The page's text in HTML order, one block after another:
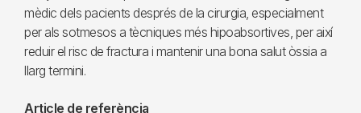
mèdic dels pacients després de la cirurgia, especialment
per als sotmesos a tècniques més hipoabsortives, per així
reduir el risc de fractura i mantenir una bona salut òssia a
llarg termini.
Article de referència